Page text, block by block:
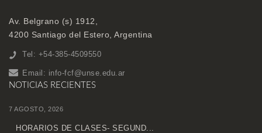
Av. Belgrano (s) 1912,
4200 Santiago del Estero, Argentina
Tel: +54-385-4509550
Email: info-fcf@unse.edu.ar
NOTICIAS RECIENTES
7 AGOSTO, 2026
HORARIOS DE CLASES- SEGUND...